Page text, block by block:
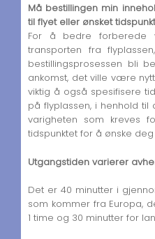
Må bestillingen min
til flyet eller ønsket
For å bedre forberede
transporten fra
bestillingsprosessen bli
ankomst, det ville være
viktig å også spesifisere
på flyplassen, i henhold
varigheten som kreves
tidspunktet for å ønske
Utgangstiden varierer
Det er 40 minutter i
som kommer fra Europa,
1 time og 30 minutter for